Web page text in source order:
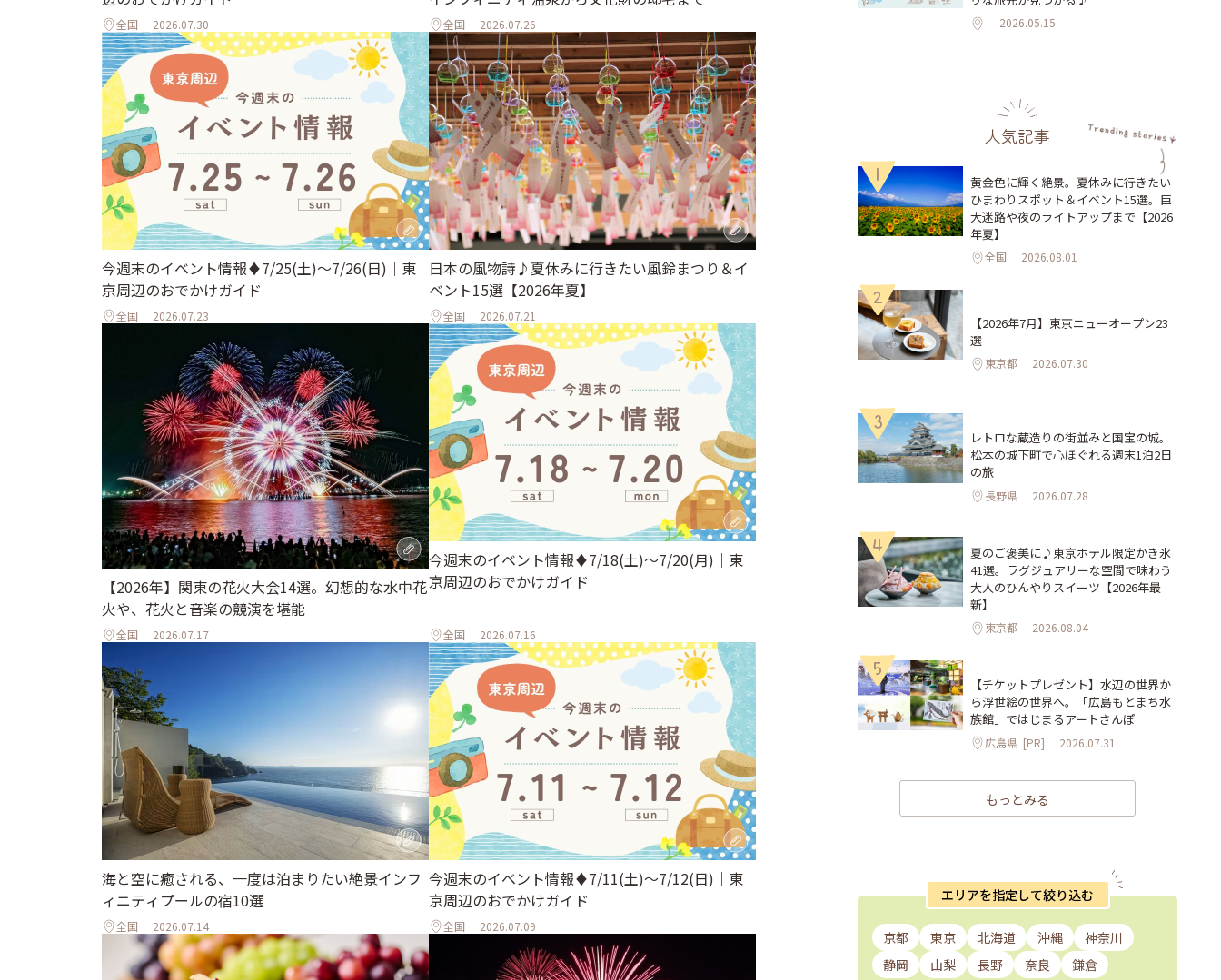
全国 2026.07.30 全国 2026.07.26
今週末のイベント情報♦︎7/25(土)〜7/26(日)｜東
京周辺のおでかけガイド
全国 2026.07.23
日本の風物詩♪夏休みに行きたい風鈴まつり＆イ
ベント15選【2026年夏】
全国 2026.07.21
【2026年】関東の花火大会14選。幻想的な水中花
火や、花火と音楽の競演を堪能
全国 2026.07.17
今週末のイベント情報♦︎7/18(土)〜7/20(月)｜東
京周辺のおでかけガイド
全国 2026.07.16
海と空に癒される、一度は泊まりたい絶景インフ
ィニティプールの宿10選
全国 2026.07.14
今週末のイベント情報♦︎7/11(土)〜7/12(日)｜東
京周辺のおでかけガイド
全国 2026.07.09
2026.05.15
人気記事
1
黄金色に輝く絶景。夏休みに行きたい
ひまわりスポット＆イベント15選。巨
大迷路や夜のライトアップまで【2026
年夏】
全国 2026.08.01
2
【2026年7月】東京ニューオープン23
選
東京都 2026.07.30
3
レトロな蔵造りの街並みと国宝の城。
松本の城下町で心ほぐれる週末1泊2日
の旅
長野県 2026.07.28
4
夏のご褒美に♪東京ホテル限定かき氷
41選。ラグジュアリーな空間で味わう
大人のひんやりスイーツ【2026年最
新】
東京都 2026.08.04
5
【チケットプレゼント】水辺の世界か
ら浮世絵の世界へ。「広島もとまち水
族館」ではじまるアートさんぽ
広島県 [PR] 2026.07.31
もっとみる
エリアを指定して絞り込む
京都 東京 北海道 沖縄
神奈川
静岡
山梨 長野 奈良 鎌倉